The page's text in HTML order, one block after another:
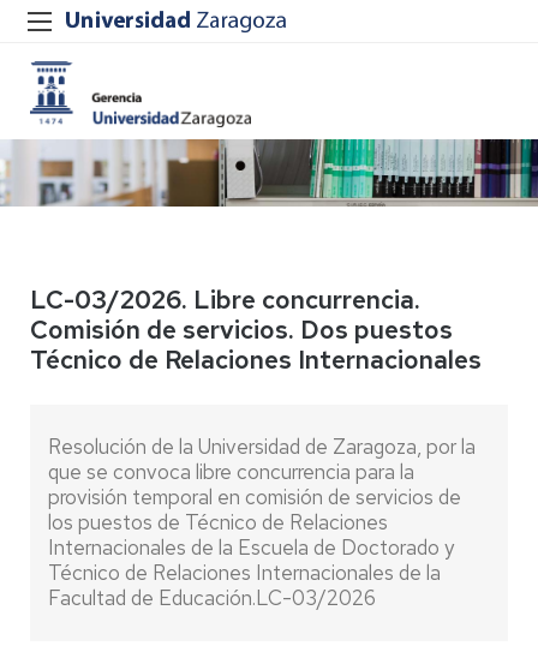
LC-03/2026. Libre concurrencia.
Comisión de servicios. Dos puestos
Técnico de Relaciones Internacionales
Resolución de la Universidad de Zaragoza, por la
que se convoca libre concurrencia para la
provisión temporal en comisión de servicios de
los puestos de Técnico de Relaciones
Internacionales de la Escuela de Doctorado y
Técnico de Relaciones Internacionales de la
Facultad de Educación.LC-03/2026